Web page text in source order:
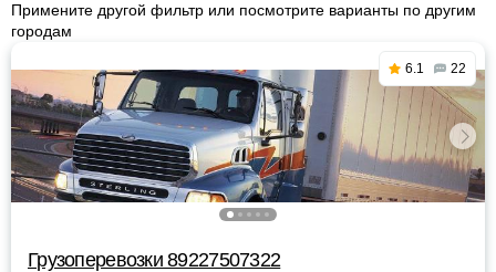
Примените другой фильтр или посмотрите варианты по другим
городам
6.1 22
Грузоперевозки 89227507322